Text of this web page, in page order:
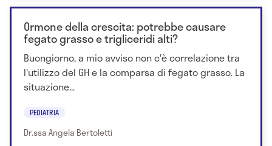
Ormone della crescita: potrebbe causare
fegato grasso e trigliceridi alti?
Buongiorno, a mio avviso non c'è correlazione tra
l'utilizzo del GH e la comparsa di fegato grasso. La
situazione...
PEDIATRIA
Dr.ssa Angela Bertoletti